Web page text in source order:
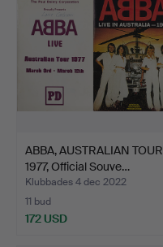
ABBA, AUSTRALIAN TOUR
1977, Official Souve…
Klubbades 4 dec 2022
11 bud
172 USD